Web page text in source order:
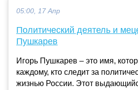
05:00, 17 Апр
Политический деятель и
Пушкарев
Игорь Пушкарев – это имя,
каждому, кто следит за
жизнью России. Этот